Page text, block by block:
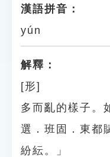
漢語拼音：
yún
解釋：
[形]
多而亂的樣子。
選．班固．東都
紛紜。」